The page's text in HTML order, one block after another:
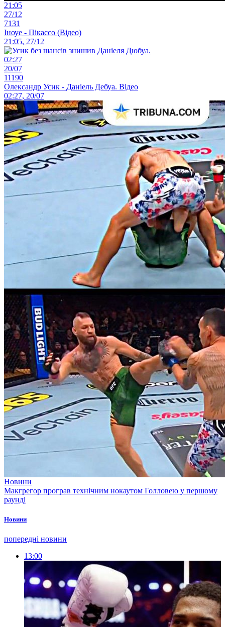
21:05
27/12
7131
Іноуе - Пікассо (Відео)
21:05, 27/12
02:27
20/07
11190
Олександр Усик - Даніель Дебуа. Відео
02:27, 20/07
Новини
Макгрегор програв технічним нокаутом Голловею у першому
раунді
Новини
попередні новини
13:00